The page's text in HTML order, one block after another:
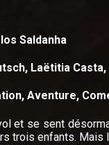
Saldanha
Laëtitia
Aventure,
et se sent
trois enfants. Mais